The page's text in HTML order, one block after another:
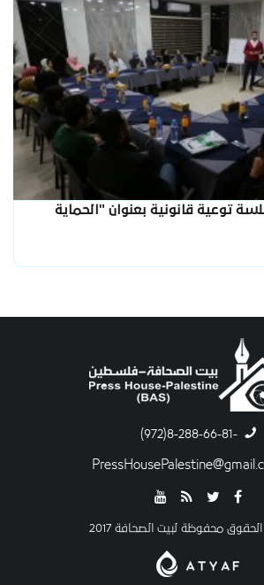
توعية قانونية بعنوان "الحماية
-8-288-66-81(972)
محفوظة لبيت الصحافة 2017